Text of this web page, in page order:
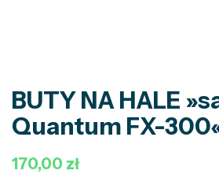
BUTY NA HALE
Quantum FX-
170,00 zł